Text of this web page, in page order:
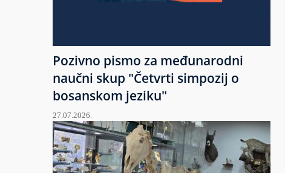
Pozivno pismo za međunarodni
naučni skup "Četvrti simpozij o
bosanskom jeziku"
27.07.2026.